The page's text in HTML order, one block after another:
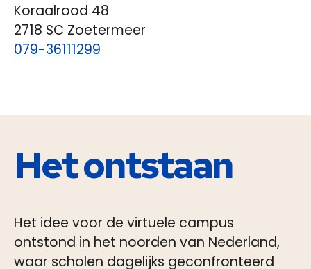
Koraalrood 48
2718 SC Zoetermeer
079-36111299
Hetontstaan
Het idee voor de virtuele campus
ontstond in het noorden van Nederland,
waar scholen dagelijks geconfronteerd